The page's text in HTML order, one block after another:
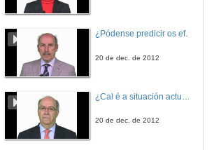
18 de nov. de 2021
18 de nov. de 2021
¿Pódense predicir os efectos polo achegamento á Terra dos asteroides?
20 de dec. de 2012
20 de dec. de 2012